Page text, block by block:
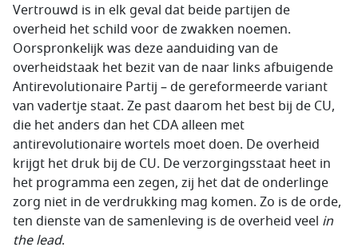
Vertrouwd is in elk geval dat beide partijen de
overheid het schild voor de zwakken noemen.
Oorspronkelijk was deze aanduiding van de
overheidstaak het bezit van de naar links afbuigende
Antirevolutionaire Partij – de gereformeerde variant
van vadertje staat. Ze past daarom het best bij de CU,
die het anders dan het CDA alleen met
antirevolutionaire wortels moet doen. De overheid
krijgt het druk bij de CU. De verzorgingsstaat heet in
het programma een zegen, zij het dat de onderlinge
zorg niet in de verdrukking mag komen. Zo is de orde,
ten dienste van de samenleving is de overheid veel in
the lead.